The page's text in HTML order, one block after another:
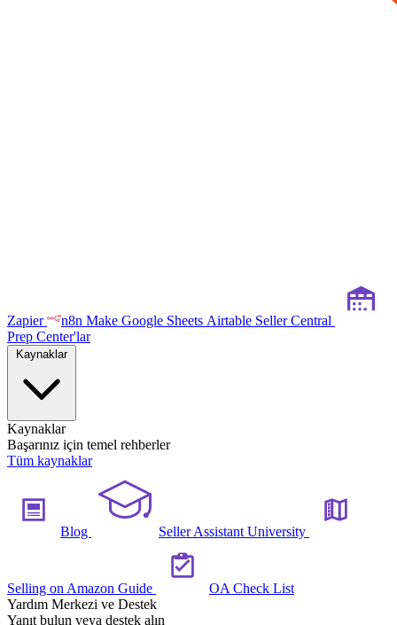
Zapier n8n Make Google Sheets Airtable Seller Central
Prep Center'lar
Kaynaklar
Kaynaklar
Başarınız için temel rehberler
Tüm kaynaklar
Blog Seller Assistant University
Selling on Amazon Guide
OA Check List
Yardım Merkezi ve Destek
Yanıt bulun veya destek alın